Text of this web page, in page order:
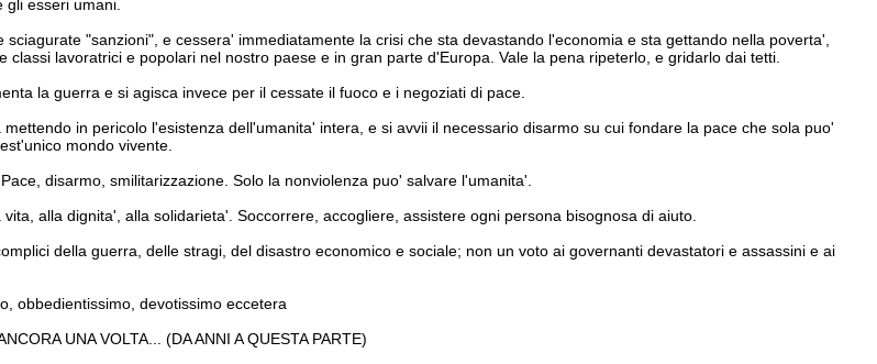
gli esseri umani.
sciagurate "sanzioni", e cessera' immediatamente la crisi che sta devastando l'economia e sta gettando nella poverta',
classi lavoratrici e popolari nel nostro paese e in gran parte d'Europa. Vale la pena ripeterlo, e gridarlo dai tetti.
la guerra e si agisca invece per il cessate il fuoco e i negoziati di pace.
in pericolo l'esistenza dell'umanita' intera, e si avvii il necessario disarmo su cui fondare la pace che sola puo'
mondo vivente.
disarmo, smilitarizzazione. Solo la nonviolenza puo' salvare l'umanita'.
alla dignita', alla solidarieta'. Soccorrere, accogliere, assistere ogni persona bisognosa di aiuto.
della guerra, delle stragi, del disastro economico e sociale; non un voto ai governanti devastatori e assassini e ai
obbedientissimo, devotissimo eccetera
UNA VOLTA... (DA ANNI A QUESTA PARTE)